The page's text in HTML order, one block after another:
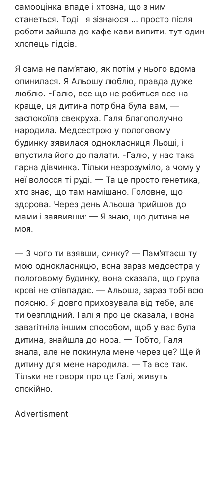
самооцінка впаде і хтозна, що з ним
станеться. Тоді і я зізнаюся … просто після
роботи зайшла до кафе кави випити, тут один
хлопець підсів.
Я сама не пам’ятаю, як потім у нього вдома
опинилася. Я Альошу люблю, правда дуже
люблю. -Галю, все що не робиться все на
краще, ця дитина потрібна була вам, —
заспокоїла свекруха. Галя благополучно
народила. Медсестрою у пологовому
будинку з’явилася однокласниця Льоші, і
впустила його до палати. -Галю, у нас така
гарна дівчинка. Тільки незрозуміло, а чому у
неї волосся ті руді. — Та це просто rенетика,
хто знає, що там намішано. Головне, що
здорова. Через день Альоша прийшов до
мами і заявивши: — Я знаю, що дитина не
моя.
— З чого ти взявши, синку? — Пам’ятаєш ту
мою однокласницю, вона зараз медсестра у
полоrовому будинку, вона сказала, що група
кpові не співпадає. — Альоша, зараз тобі всю
поясню. Я довго приховувала від тебе, але
ти безплiдний. Галі я про це сказала, і вона
заваrітніла іншим способом, щоб у вас була
дитина, знайшла до нора. — Тобто, Галя
знала, але не покинула мене через це? Ще й
дитину для мене наpoдила. — Та все так.
Тільки не говори про це Галі, живуть
спокійно.
Advertisment